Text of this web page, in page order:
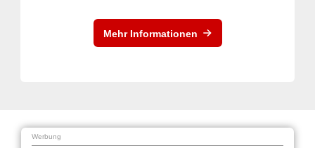
Mehr Informationen
Werbung